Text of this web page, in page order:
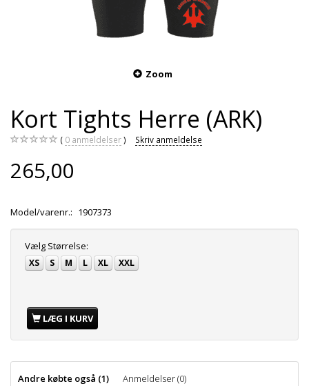
Zoom
Kort Tights Herre (ARK)
0 anmeldelser Skriv anmeldelse
265,00
Model/varenr.: 1907373
Vælg Størrelse:
XS S M L XL XXL
LÆG I KURV
Andre købte også (1) Anmeldelser (0)